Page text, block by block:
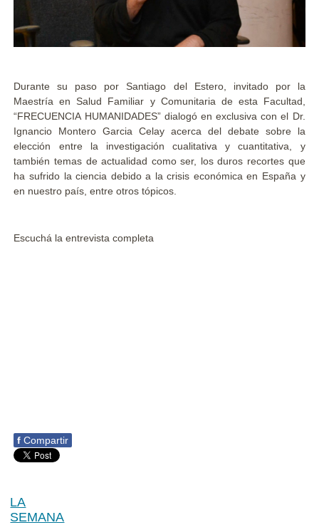
Durante su paso por Santiago del Estero, invitado por la
Maestría en Salud Familiar y Comunitaria de esta Facultad,
“FRECUENCIA HUMANIDADES” dialogó en exclusiva con el Dr.
Ignancio Montero Garcia Celay acerca del debate sobre la
elección entre la investigación cualitativa y cuantitativa, y
también temas de actualidad como ser, los duros recortes que
ha sufrido la ciencia debido a la crisis económica en España y
en nuestro país, entre otros tópicos.
Escuchá la entrevista completa
f Compartir
LA
SEMANA